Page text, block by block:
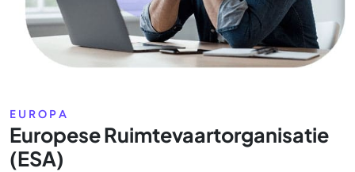
EUROPA
Europese Ruimtevaartorganisatie
(ESA)